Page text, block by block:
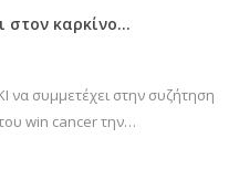
στον καρκίνο…
να συμμετέχει στην συζήτηση
win cancer την…